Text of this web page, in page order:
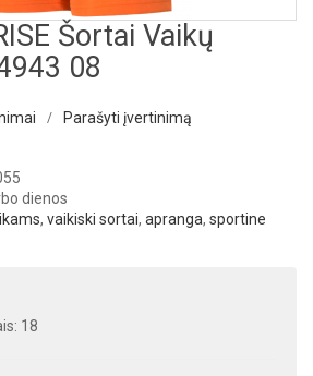
Šortai Vaikų
08
/ Parašyti įvertinimą
dienos
, vaikiski sortai, apranga, sportine
18